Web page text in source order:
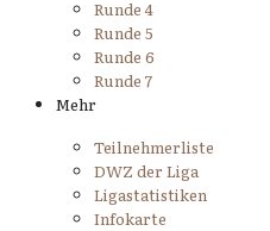
Runde 4
Runde 5
Runde 6
Runde 7
Mehr
Teilnehmerliste
DWZ der Liga
Ligastatistiken
Infokarte